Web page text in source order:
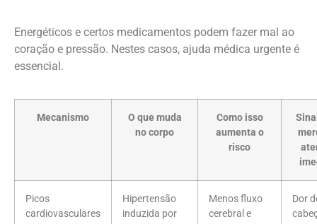
Energéticos e certos medicamentos podem fazer mal ao
coração e pressão. Nestes casos, ajuda médica urgente é
essencial.
Mecanismo
O que muda
no corpo
Como isso
aumenta o
risco
Picos
cardiovasculares
Hipertensão
induzida por
Menos fluxo
cerebral e
Dor